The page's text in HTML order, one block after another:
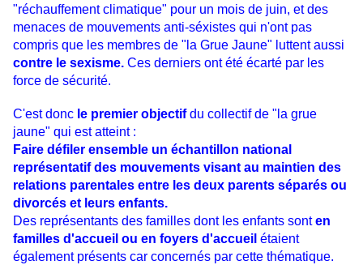
"réchauffement climatique" pour un mois de juin, et des
menaces de mouvements anti-séxistes qui n'ont pas
compris que les membres de "la Grue Jaune" luttent aussi
contre le sexisme. Ces derniers ont été écarté par les
force de sécurité.
C'est donc le premier objectifdu collectif de "la grue
jaune" qui est atteint :
Faire défiler ensemble un échantillon national
représentatif des mouvements visant au maintien des
relations parentales entre les deux parents séparés ou
divorcés et leurs enfants.
Des représentants des familles dont les enfants sonten
familles d'accueil ou en foyers d'accueil étaient
également présents car concernés par cette thématique.